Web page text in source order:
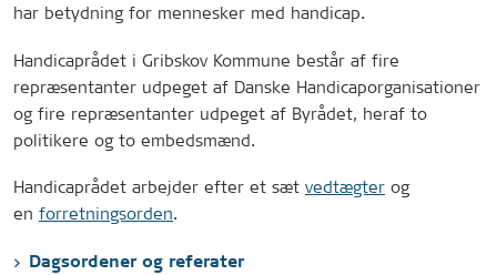
har betydning for mennesker med handicap.
Handicaprådet i Gribskov Kommune består af fire
repræsentanter udpeget af Danske Handicaporganisationer
og fire repræsentanter udpeget af Byrådet, heraf to
politikere og to embedsmænd.
Handicaprådet arbejder efter et sæt vedtægter og
en forretningsorden.
Dagsordener og referater